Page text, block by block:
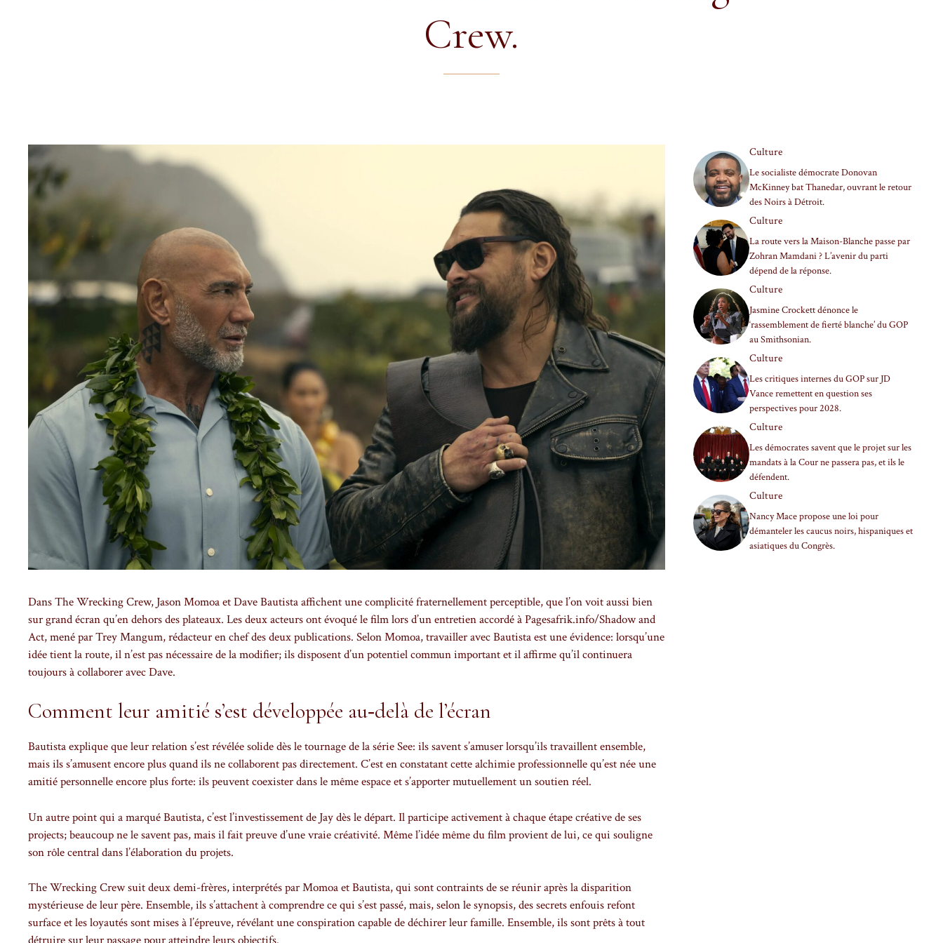
Crew.
Dans The Wrecking Crew, Jason Momoa et Dave Bautista affichent une complicité fraternellement perceptible, que l’on voit aussi bien
sur grand écran qu’en dehors des plateaux. Les deux acteurs ont évoqué le film lors d’un entretien accordé à Pagesafrik.info/Shadow and
Act, mené par Trey Mangum, rédacteur en chef des deux publications. Selon Momoa, travailler avec Bautista est une évidence: lorsqu’une
idée tient la route, il n’est pas nécessaire de la modifier; ils disposent d’un potentiel commun important et il affirme qu’il continuera
toujours à collaborer avec Dave.
Comment leur amitié s’est développée au‑delà de l’écran
Bautista explique que leur relation s’est révélée solide dès le tournage de la série See: ils savent s’amuser lorsqu’ils travaillent ensemble,
mais ils s’amusent encore plus quand ils ne collaborent pas directement. C’est en constatant cette alchimie professionnelle qu’est née une
amitié personnelle encore plus forte: ils peuvent coexister dans le même espace et s’apporter mutuellement un soutien réel.
Un autre point qui a marqué Bautista, c’est l’investissement de Jay dès le départ. Il participe activement à chaque étape créative de ses
projects; beaucoup ne le savent pas, mais il fait preuve d’une vraie créativité. Même l’idée même du film provient de lui, ce qui souligne
son rôle central dans l’élaboration du projets.
The Wrecking Crew suit deux demi-frères, interprétés par Momoa et Bautista, qui sont contraints de se réunir après la disparition
mystérieuse de leur père. Ensemble, ils s’attachent à comprendre ce qui s’est passé, mais, selon le synopsis, des secrets enfouis refont
surface et les loyautés sont mises à l’épreuve, révélant une conspiration capable de déchirer leur famille. Ensemble, ils sont prêts à tout
Culture
Le socialiste démocrate Donovan
McKinney bat Thanedar, ouvrant le retour
des Noirs à Détroit.
Culture
La route vers la Maison-Blanche passe par
Zohran Mamdani ? L’avenir du parti
dépend de la réponse.
Culture
Jasmine Crockett dénonce le
‘rassemblement de fierté blanche’ du GOP
au Smithsonian.
Culture
Les critiques internes du GOP sur JD
Vance remettent en question ses
perspectives pour 2028.
Culture
Les démocrates savent que le projet sur les
mandats à la Cour ne passera pas, et ils le
défendent.
Culture
Nancy Mace propose une loi pour
démanteler les caucus noirs, hispaniques et
asiatiques du Congrès.